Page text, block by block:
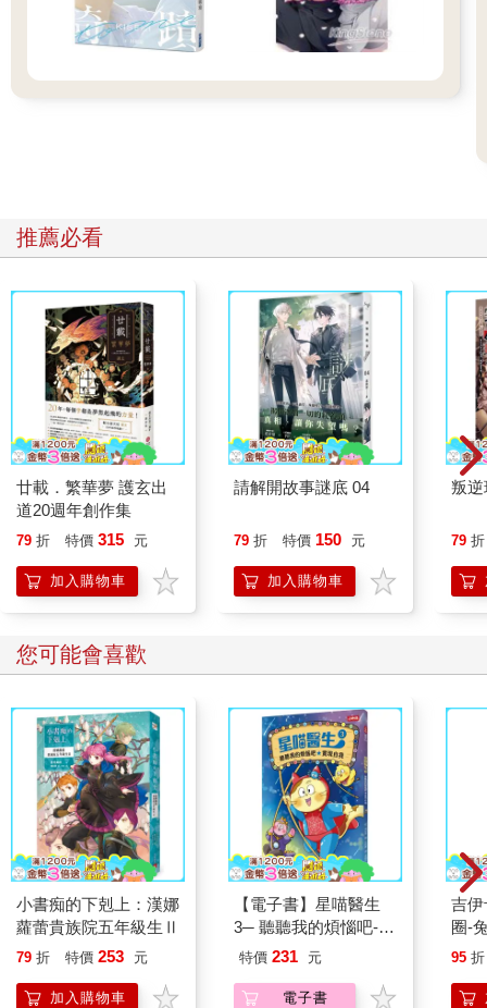
推薦必看
廿載．繁華夢 護玄出
道20週年創作集
79 折 特價 315 元
加入購物車
請解開故事謎底 04
79 折 特價 150 元
加入購物車
叛逆
79 折
您可能會喜歡
小書痴的下剋上：漢娜
蘿蕾貴族院五年級生Ⅱ
79 折 特價 253 元
加入購物車
【電子書】星喵醫生
3─ 聽聽我的煩惱吧-實
現自我
特價 231 元
電子書
吉伊卡哇
圈-
95 折